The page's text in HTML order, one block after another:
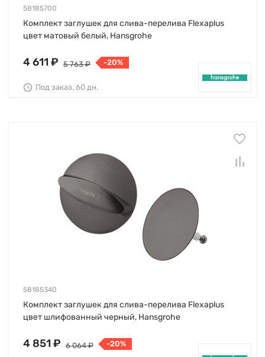
58185700
Комплект заглушек для слива-перелива Flexaplus
цвет матовый белый, Hansgrohe
4 611 ₽ 5 763 ₽ -20%
Под заказ, 60 дн.
58185340
Комплект заглушек для слива-перелива Flexaplus
цвет шлифованный черный, Hansgrohe
4 851 ₽ 6 064 ₽ -20%